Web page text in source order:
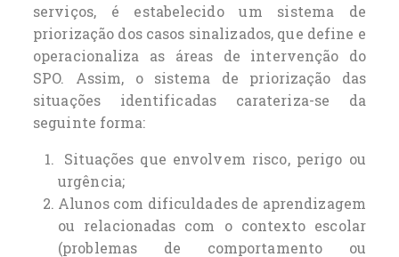
serviços, é estabelecido um sistema de
priorização dos casos sinalizados, que define e
operacionaliza as áreas de intervenção do
SPO. Assim, o sistema de priorização das
situações identificadas carateriza-se da
seguinte forma:
Situações que envolvem risco, perigo ou
urgência;
Alunos com dificuldades de aprendizagem
ou relacionadas com o contexto escolar
(problemas de comportamento ou